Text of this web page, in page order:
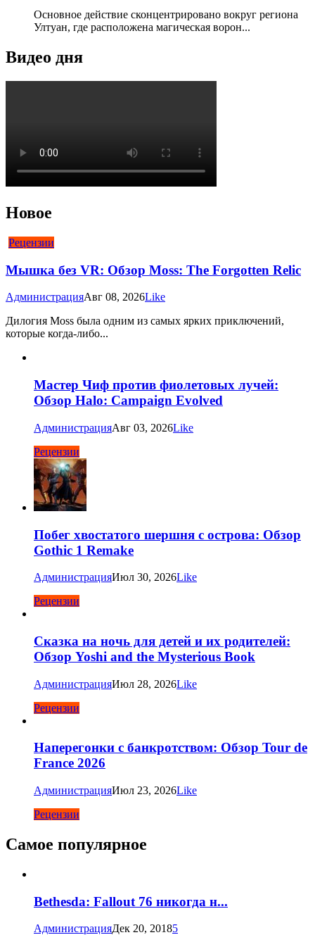
Основное действие сконцентрировано вокруг региона
Ултуан, где расположена магическая ворон...
Видео дня
Новое
Рецензии
Мышка без VR: Обзор Moss: The Forgotten Relic
АдминистрацияАвг 08, 2026Like
Дилогия Moss была одним из самых ярких приключений,
которые когда-либо...
Мастер Чиф против фиолетовых лучей:
Обзор Halo: Campaign Evolved
АдминистрацияАвг 03, 2026Like
Рецензии
Побег хвостатого шершня с острова: Обзор
Gothic 1 Remake
АдминистрацияИюл 30, 2026Like
Рецензии
Сказка на ночь для детей и их родителей:
Обзор Yoshi and the Mysterious Book
АдминистрацияИюл 28, 2026Like
Рецензии
Наперегонки с банкротством: Обзор Tour de
France 2026
АдминистрацияИюл 23, 2026Like
Рецензии
Самое популярное
Bethesda: Fallout 76 никогда н...
АдминистрацияДек 20, 20185